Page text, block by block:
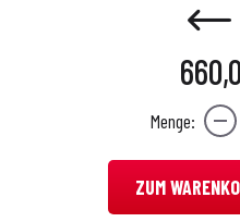
Menge:
ZUM